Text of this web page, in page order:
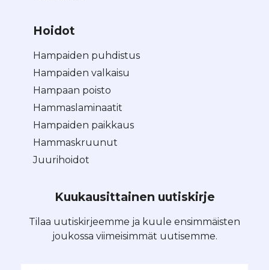
Hoidot
Hampaiden puhdistus
Hampaiden valkaisu
Hampaan poisto
Hammaslaminaatit
Hampaiden paikkaus
Hammaskruunut
Juurihoidot
Kuukausittainen uutiskirje
Tilaa uutiskirjeemme ja kuule ensimmäisten
joukossa viimeisimmät uutisemme.